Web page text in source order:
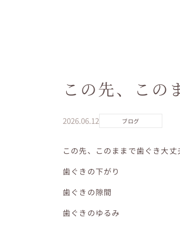
この先、この
2026.06.12 ブログ
この先、このままで歯ぐき大丈
歯ぐきの下がり
歯ぐきの隙間
歯ぐきのゆるみ